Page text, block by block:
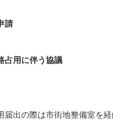
請
占用に伴う協議
届出の際は市街地整備室を